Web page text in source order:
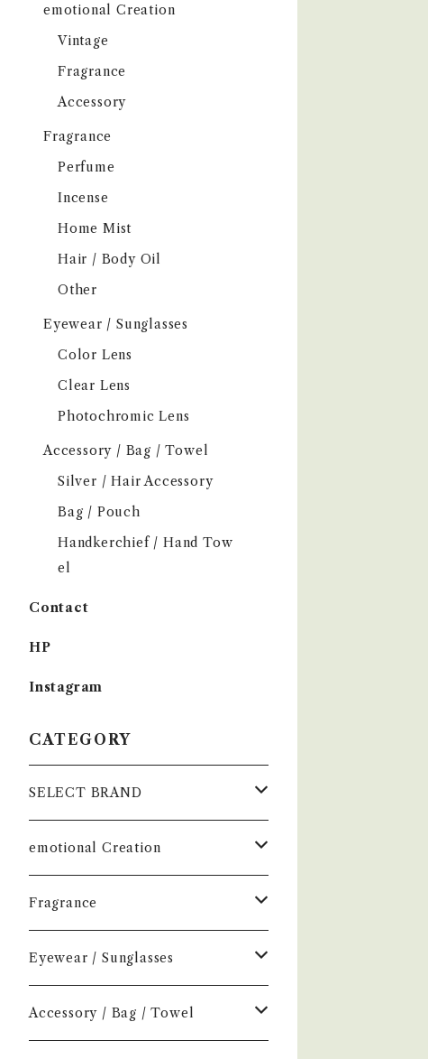
emotional Creation
Vintage
Fragrance
Accessory
Fragrance
Perfume
Incense
Home Mist
Hair / Body Oil
Other
Eyewear / Sunglasses
Color Lens
Clear Lens
Photochromic Lens
Accessory / Bag / Towel
Silver / Hair Accessory
Bag / Pouch
Handkerchief / Hand Tow
el
Contact
HP
Instagram
CATEGORY
SELECT BRAND
çanoma
香水
お香
Earl of East
Air Freshener
Home Mist
Melt
DIVE
NEW.eyewear
emotional Creation
Vintage
Fragrance
Accessory
Fragrance
Perfume
Incense
Eyewear / Sunglasses
Color Lens
Accessory / Bag / Towel